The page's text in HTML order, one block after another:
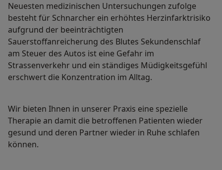
Neuesten medizinischen Untersuchungen zufolge
besteht für Schnarcher ein erhöhtes Herzinfarktrisiko
aufgrund der beeinträchtigten
Sauerstoffanreicherung des Blutes Sekundenschlaf
am Steuer des Autos ist eine Gefahr im
Strassenverkehr und ein ständiges Müdigkeitsgefühl
erschwert die Konzentration im Alltag.
Wir bieten Ihnen in unserer Praxis eine spezielle
Therapie an damit die betroffenen Patienten wieder
gesund und deren Partner wieder in Ruhe schlafen
können.